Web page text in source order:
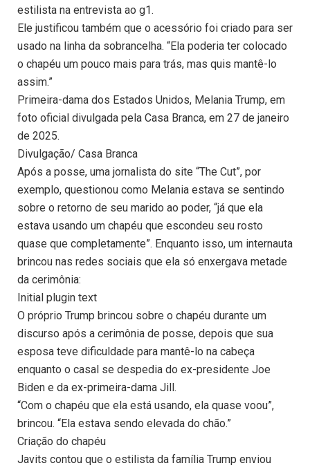
estilista na entrevista ao g1.
Ele justificou também que o acessório foi criado para ser
usado na linha da sobrancelha. “Ela poderia ter colocado
o chapéu um pouco mais para trás, mas quis mantê-lo
assim.”
Primeira-dama dos Estados Unidos, Melania Trump, em
foto oficial divulgada pela Casa Branca, em 27 de janeiro
de 2025.
Divulgação/ Casa Branca
Após a posse, uma jornalista do site “The Cut”, por
exemplo, questionou como Melania estava se sentindo
sobre o retorno de seu marido ao poder, “já que ela
estava usando um chapéu que escondeu seu rosto
quase que completamente”. Enquanto isso, um internauta
brincou nas redes sociais que ela só enxergava metade
da cerimônia:
Initial plugin text
O próprio Trump brincou sobre o chapéu durante um
discurso após a cerimônia de posse, depois que sua
esposa teve dificuldade para mantê-lo na cabeça
enquanto o casal se despedia do ex-presidente Joe
Biden e da ex-primeira-dama Jill.
“Com o chapéu que ela está usando, ela quase voou”,
brincou. “Ela estava sendo elevada do chão.”
Criação do chapéu
Javits contou que o estilista da família Trump enviou